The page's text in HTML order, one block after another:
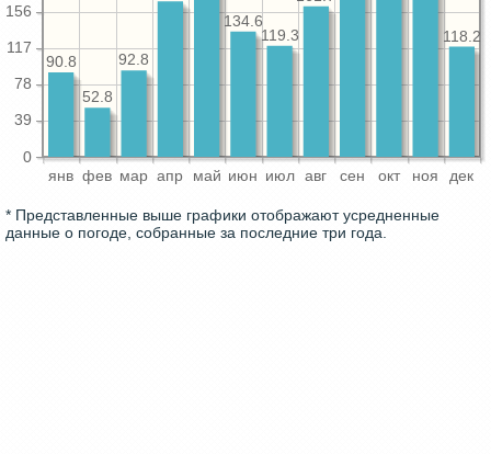
янв фев мар апр май июн июл авг сен окт ноя дек
0
39
78
117
156
118.2
119.3
134.6
92.8
52.8
90.8
* Представленные выше графики отображают усредненные
данные о погоде, собранные за последние три года.